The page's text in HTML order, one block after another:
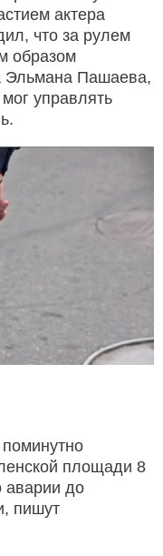
актера
что за рулем
образом
Эльмана Пашаева,
управлять
площади 8
аварии до
пишут